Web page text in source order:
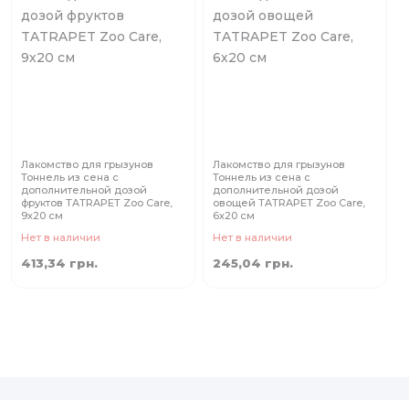
Лакомство для грызунов
Тоннель из сена с
дополнительной дозой
фруктов TATRAPET Zoo Care,
9х20 см
Нет в наличии
413,34 грн.
Лакомство для грызунов
Тоннель из сена с
дополнительной дозой
овощей TATRAPET Zoo Care,
6х20 см
Нет в наличии
245,04 грн.